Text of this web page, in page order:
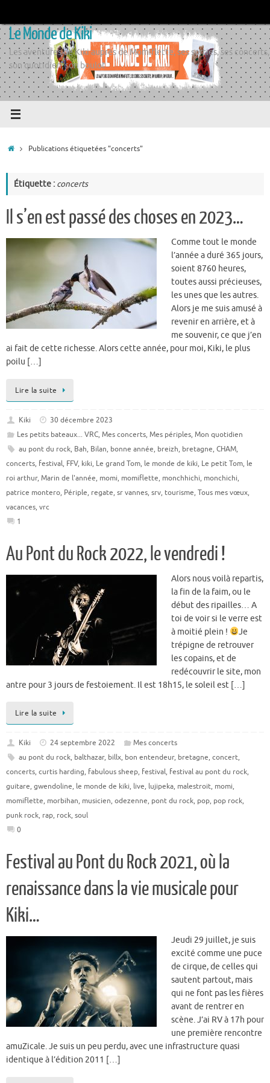
contenu
Le Monde de Kiki
Les aventures de Kiki auprès de Momiflette, ses sorties, ses concerts,
son quotidien, son boulot
AccueilPublications étiquetées "concerts"
Étiquette : concerts
Il s’en est passé des choses en 2023…
Comme tout le monde
l’année a duré 365 jours,
soient 8760 heures,
toutes aussi précieuses,
les unes que les autres.
Alors je me suis amusé à
revenir en arrière, et à
me souvenir, ce que j’en
ai fait de cette richesse. Alors cette année, pour moi, Kiki, le plus
poilu […]
Lire la suite
Kiki
30 décembre 2023
Les petits bateaux... VRC, Mes concerts, Mes périples, Mon quotidien
au pont du rock, Bah, Bilan, bonne année, breizh, bretagne, CHAM,
concerts, festival, FFV, kiki, Le grand Tom, le monde de kiki, Le petit Tom, le
roi arthur, Marin de l'année, momi, momiflette, monchhichi, monchichi,
patrice montero, Périple, regate, sr vannes, srv, tourisme, Tous mes vœux,
vacances, vrc
1
Au Pont du Rock 2022, le vendredi !
Alors nous voilà repartis,
la fin de la faim, ou le
début des ripailles… A
toi de voir si le verre est
à moitié plein !
Je
trépigne de retrouver
les copains, et de
redécouvrir le site, mon
antre pour 3 jours de festoiement. Il est 18h15, le soleil est […]
Lire la suite
Kiki 24 septembre 2022
Mes concerts
au pont du rock, balthazar, billx, bon entendeur, bretagne, concert,
concerts, curtis harding, fabulous sheep, festival, festival au pont du rock,
guitare, gwendoline, le monde de kiki, live, lujipeka, malestroit, momi,
momiflette, morbihan, musicien, odezenne, pont du rock, pop, pop rock,
punk rock, rap, rock, soul
0
Festival au Pont du Rock 2021, où la
renaissance dans la vie musicale pour
Kiki…
Jeudi 29 juillet, je suis
excité comme une puce
de cirque, de celles qui
sautent partout, mais
qui ne font pas les fières
avant de rentrer en
scène. J’ai RV à 17h pour
une première rencontre
amuZicale. Je suis un peu perdu, avec une infrastructure quasi
identique à l’édition 2011 […]